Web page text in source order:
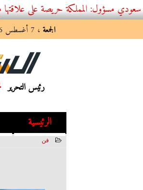
حريصة على علاقتها مع العراق
الجمعة ، 7 أغسطس 2026
رئيس التحرير
الرئيسية
فن